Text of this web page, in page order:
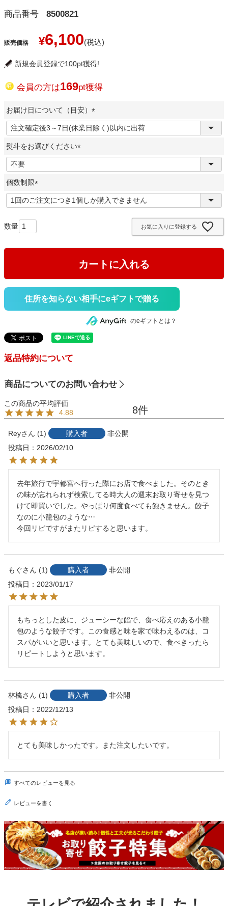
商品番号 8500821
販売価格 ¥6,100
新規会員登録で100pt獲得!
会員の方は169pt獲得
お届け日について（目安）
(
必
)
熨斗をお選びください
必
)
個数制限
(
必
須
)
お気に入りに登録する
カートに入れる
住所を知らない相手にeギフトで贈る
のeギフトとは？
返品特約について
商品についてのお問い合わせ
4.88 8
Rey 1 購入者
非公開
投稿日
2026/02/10
去年旅行で宇都宮へ行った際にお店で食べました。そのとき
の味が忘れられず検索してる時大人の週末お取り寄せを見つ
けて即買いでした。やっぱり何度食べても飽きません。餃子
なのに小籠包のような⋯
今回リピですがまたリピすると思います。
もぐ 1 購入者
非公開
投稿日
2023/01/17
もちっとした皮に、ジューシーな餡で、食べ応えのある小籠
包のような餃子です。この食感と味を家で味わえるのは、コ
スパがいいと思います。とても美味しいので、食べきったら
リピートしようと思います。
林檎 1 購入者
非公開
投稿日
2022/12/13
とても美味しかったです。また注文したいです。
すべてのレビューを見る
レビューを書く